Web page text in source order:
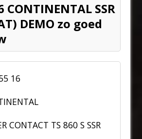
CONTINENTAL SSR
DEMO zo goed
16
CONTACT TS 860 S SSR